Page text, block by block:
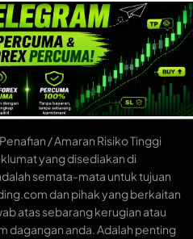
/ Amaran Risiko Tinggi
yang disediakan di
semata-mata untuk tujuan
dan pihak yang berkaitan
atas sebarang kerugian atau
dagangan anda. Adalah penting